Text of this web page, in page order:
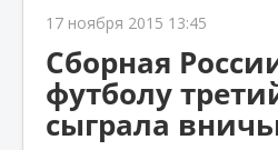
17 ноября 2015 13:45
Сборная
футболу
сыграла